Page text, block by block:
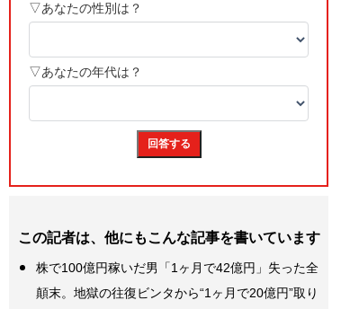
この記者は、他にもこんな記事を書いています
株で100億円稼いだ男「1ヶ月で42億円」失った全
顛末。地獄の往復ビンタから“1ヶ月で20億円”取り